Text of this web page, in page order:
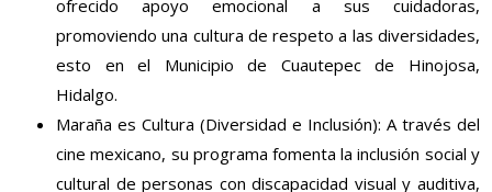
ofrecido apoyo emocional a sus cuidadoras,
promoviendo una cultura de respeto a las diversidades,
esto en el Municipio de Cuautepec de Hinojosa,
Hidalgo.
Maraña es Cultura (Diversidad e Inclusión): A través del
cine mexicano, su programa fomenta la inclusión social y
cultural de personas con discapacidad visual y auditiva,